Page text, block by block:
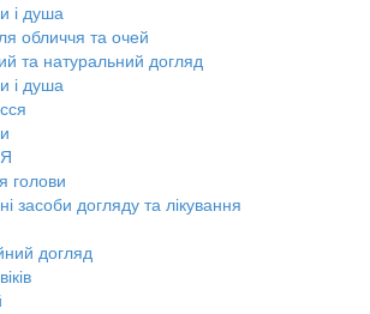
і душа
обличчя та очей
та натуральний догляд
і душа
голови
засоби догляду та лікування
догляд